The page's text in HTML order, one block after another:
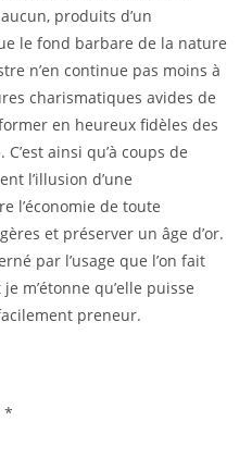
produits d’un
le fond barbare de la nature
n’en continue pas moins à
charismatiques avides de
en heureux fidèles des
ainsi qu’à coups de
l’illusion d’une
l’économie de toute
et préserver un âge d’or.
par l’usage que l’on fait
m’étonne qu’elle puisse
preneur.
*